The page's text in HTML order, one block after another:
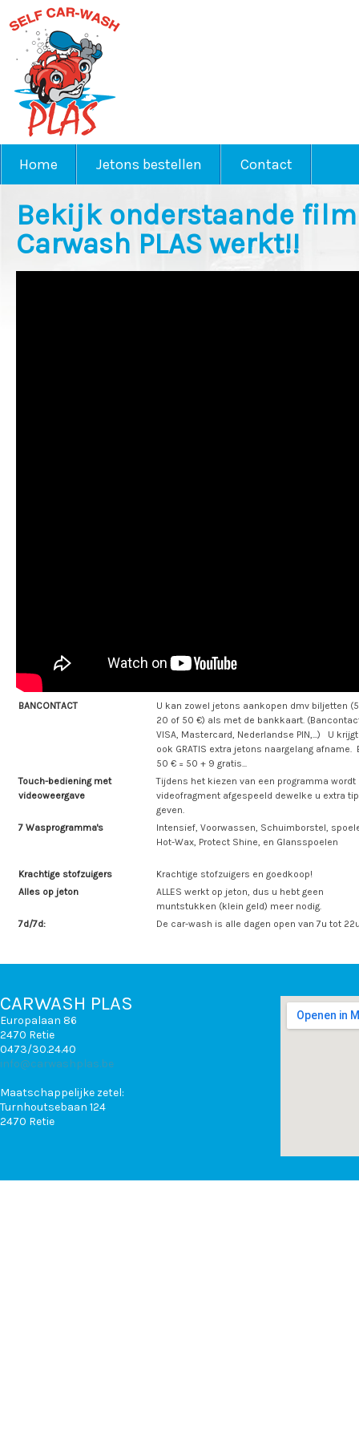
Home Jetons bestellen Contact
Bekijk onderstaande
Carwash PLAS werkt!!
BANCONTACT
U kan zowel jetons aankopen dmv biljetten
20 of 50 €) als met de bankkaart.
VISA, Mastercard, Nederlandse PIN,...) U krijgt
ook GRATIS extra jetons naargelang afname.
50 € = 50 + 9 gratis...
Touch-bediening met
videoweergave
Tijdens het kiezen van een programma wordt
videofragment afgespeeld dewelke u extra
geven.
7 Wasprogramma's
Intensief, Voorwassen, Schuimborstel,
Hot-Wax, Protect Shine, en Glansspoelen
Krachtige stofzuigers
Krachtige stofzuigers en goedkoop!
Alles op jeton
ALLES werkt op jeton, dus u hebt geen
muntstukken (klein geld) meer nodig.
7d/7d:
De car-wash is alle dagen open van 7u tot
CARWASH PLAS
Europalaan 86
2470 Retie
0473/30.24.40
info@carwashplas.be
Maatschappelijke zetel:
Turnhoutsebaan 124
2470 Retie